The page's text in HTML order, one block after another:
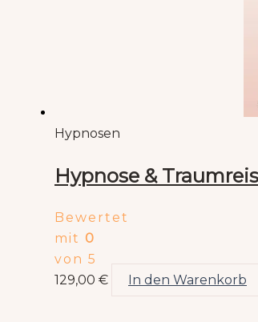
Hypnosen
Hypnose &
Bewertet
mit 0
von 5
129,00 € In den Warenkorb